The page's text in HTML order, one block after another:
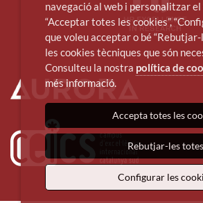
navegació al web i personalitzar
“Acceptar totes les cookies”,
que voleu acceptar o bé
les cookies tècniques que són
Consulteu la nostra política de
més informació.
Accepta totes les
Rebutjar-les totes
Configurar les